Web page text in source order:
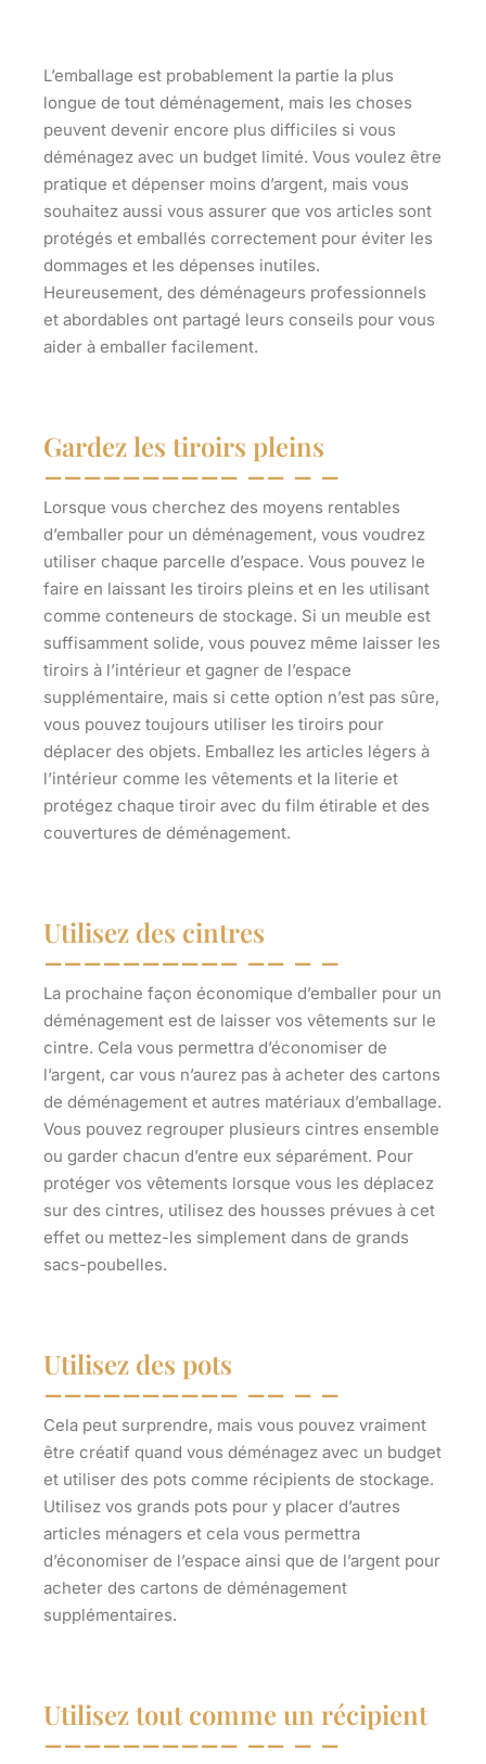
L’emballage est probablement la partie la plus
longue de tout déménagement, mais les choses
peuvent devenir encore plus difficiles si vous
déménagez avec un budget limité. Vous voulez être
pratique et dépenser moins d’argent, mais vous
souhaitez aussi vous assurer que vos articles sont
protégés et emballés correctement pour éviter les
dommages et les dépenses inutiles.
Heureusement, des déménageurs professionnels
et abordables ont partagé leurs conseils pour vous
aider à emballer facilement.
Gardez les tiroirs pleins
Lorsque vous cherchez des moyens rentables
d’emballer pour un déménagement, vous voudrez
utiliser chaque parcelle d’espace. Vous pouvez le
faire en laissant les tiroirs pleins et en les utilisant
comme conteneurs de stockage. Si un meuble est
suffisamment solide, vous pouvez même laisser les
tiroirs à l’intérieur et gagner de l’espace
supplémentaire, mais si cette option n’est pas sûre,
vous pouvez toujours utiliser les tiroirs pour
déplacer des objets. Emballez les articles légers à
l’intérieur comme les vêtements et la literie et
protégez chaque tiroir avec du film étirable et des
couvertures de déménagement.
Utilisez des cintres
La prochaine façon économique d’emballer pour un
déménagement est de laisser vos vêtements sur le
cintre. Cela vous permettra d’économiser de
l’argent, car vous n’aurez pas à acheter des cartons
de déménagement et autres matériaux d’emballage.
Vous pouvez regrouper plusieurs cintres ensemble
ou garder chacun d’entre eux séparément. Pour
protéger vos vêtements lorsque vous les déplacez
sur des cintres, utilisez des housses prévues à cet
effet ou mettez-les simplement dans de grands
sacs-poubelles.
Utilisez des pots
Cela peut surprendre, mais vous pouvez vraiment
être créatif quand vous déménagez avec un budget
et utiliser des pots comme récipients de stockage.
Utilisez vos grands pots pour y placer d’autres
articles ménagers et cela vous permettra
d’économiser de l’espace ainsi que de l’argent pour
acheter des cartons de déménagement
supplémentaires.
Utilisez tout comme un récipient